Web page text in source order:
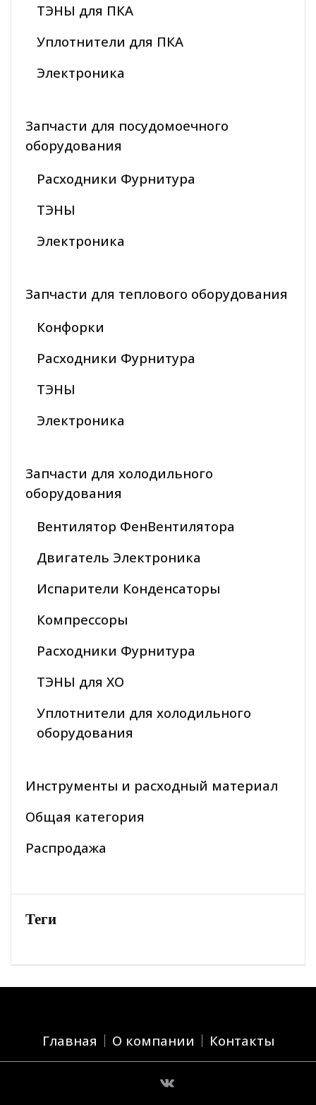
ТЭНЫ для ПКА
Уплотнители для ПКА
Электроника
Запчасти для посудомоечного
оборудования
Расходники Фурнитура
ТЭНЫ
Электроника
Запчасти для теплового оборудования
Конфорки
Расходники Фурнитура
ТЭНЫ
Электроника
Запчасти для холодильного
оборудования
Вентилятор ФенВентилятора
Двигатель Электроника
Испарители Конденсаторы
Компрессоры
Расходники Фурнитура
ТЭНЫ для ХО
Уплотнители для холодильного
оборудования
Инструменты и расходный материал
Общая категория
Распродажа
Теги
Главная О компании Контакты